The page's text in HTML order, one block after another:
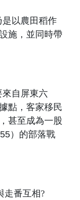
以農田稻作
施，並同時帶
自屏東六
點，客家移民
甚至成為一股
）的部落戰
走番互相?